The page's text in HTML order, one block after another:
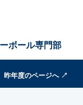
ボール専門部
昨年度のページへ ↗